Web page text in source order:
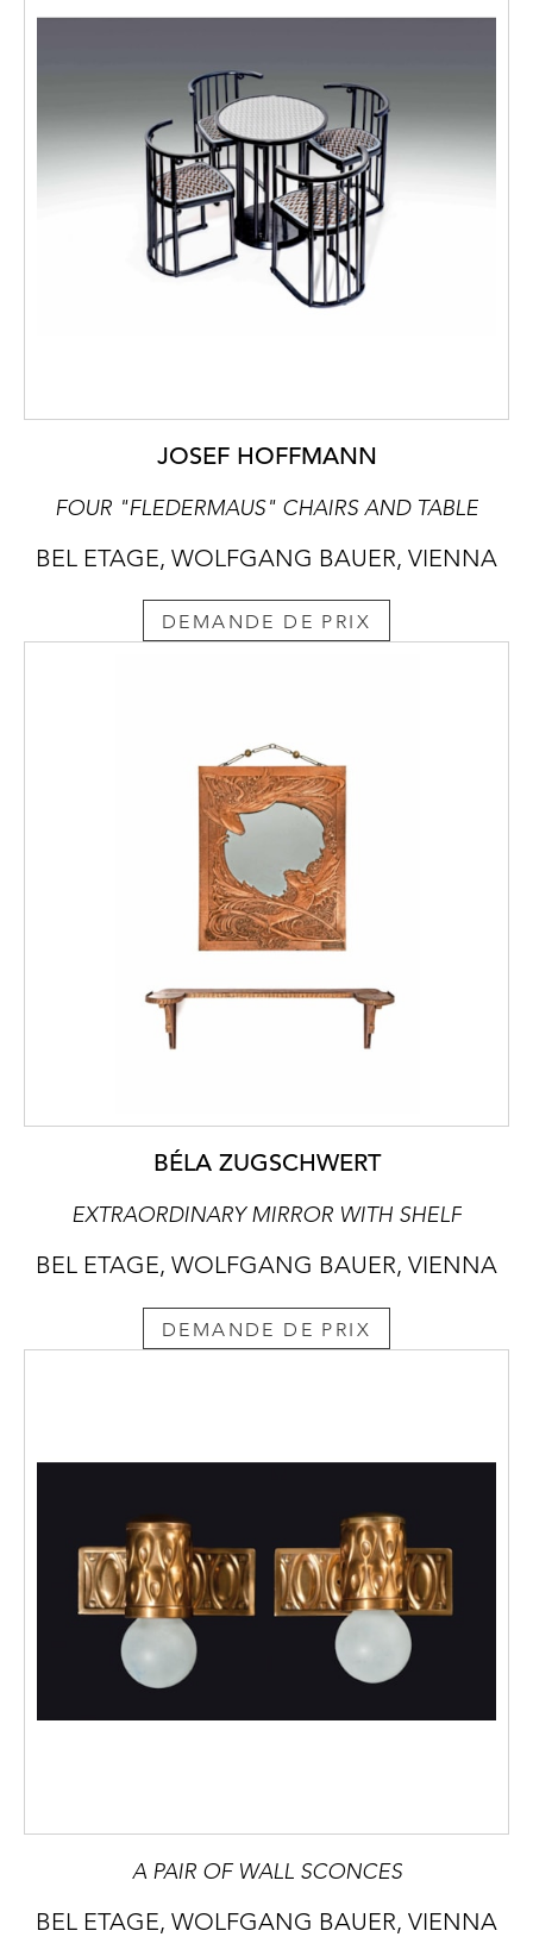
JOSEF HOFFMANN
FOUR "FLEDERMAUS" CHAIRS AND TABLE
BEL ETAGE, WOLFGANG BAUER, VIENNA
DEMANDE DE PRIX
BÉLA ZUGSCHWERT
EXTRAORDINARY MIRROR WITH SHELF
BEL ETAGE, WOLFGANG BAUER, VIENNA
DEMANDE DE PRIX
A PAIR OF WALL SCONCES
BEL ETAGE, WOLFGANG BAUER, VIENNA